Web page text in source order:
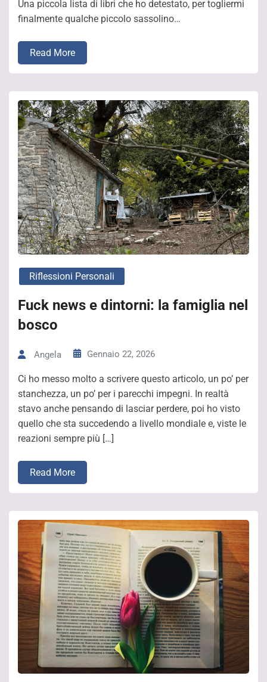
Una piccola lista di libri che ho detestato, per togliermi
finalmente qualche piccolo sassolino…
Read More
Riflessioni Personali
Fuck news e dintorni: la famiglia nel
bosco
Angela Gennaio 22, 2026
Ci ho messo molto a scrivere questo articolo, un po’ per
stanchezza, un po’ per i parecchi impegni. In realtà
stavo anche pensando di lasciar perdere, poi ho visto
quello che sta succedendo a livello mondiale e, viste le
reazioni sempre più […]
Read More